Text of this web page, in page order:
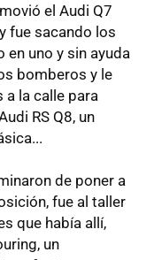
el Audi Q7
fue sacando los
en uno y sin ayuda
bomberos y le
a la calle para
RS Q8, un
de poner a
fue al taller
que había allí,
un